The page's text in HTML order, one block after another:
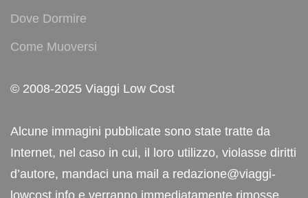
Dove Dormire
Come Muoversi
© 2008-2025 Viaggi Low Cost
Alcune immagini pubblicate sono state tratte da
Internet, nel caso in cui, il loro utilizzo, violasse diritti
d’autore, mandaci una mail a redazione@viaggi-
lowcost.info e verranno immediatamente rimosse.